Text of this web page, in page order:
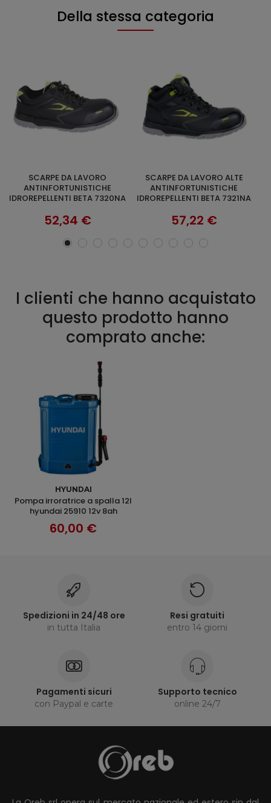
Della stessa categoria
SCOPRI
ANTINFORTUNISTICHE
IDROREPELLENTI BETA 7321NA
57,22 €
+ OPZIONI
GILET RIPSTOP BLACK T
64,54 €
I clienti che hanno acquistato
questo prodotto hanno
comprato anche:
AGGIUNGI AL CARRELLO
HYUNDAI
pompa irroratrice a spalla 12l
hyundai 25910 12v 8ah
60,00 €
Spedizioni in 24/48 ore
in tutta Italia
Resi gratuiti
entro 14 giorni
Pagamenti sicuri
con Paypal e carte
Supporto tecnico
online 24/7